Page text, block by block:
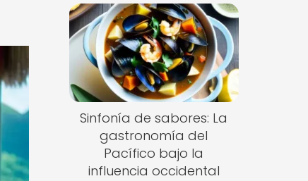
Sinfonía de sabores: La
gastronomía del
Pacífico bajo la
influencia occidental